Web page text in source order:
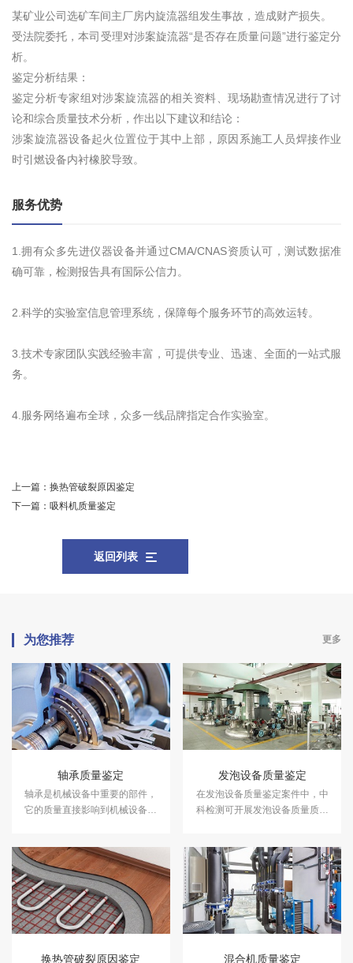
某矿业公司选矿车间主厂房内旋流器组发生事故，造成财产损失。
受法院委托，本司受理对涉案旋流器“是否存在质量问题”进行鉴定分
析。
鉴定分析结果：
鉴定分析专家组对涉案旋流器的相关资料、现场勘查情况进行了讨
论和综合质量技术分析，作出以下建议和结论：
涉案旋流器设备起火位置位于其中上部，原因系施工人员焊接作业
时引燃设备内衬橡胶导致。
服务优势
1.拥有众多先进仪器设备并通过CMA/CNAS资质认可，测试数据准
确可靠，检测报告具有国际公信力。
2.科学的实验室信息管理系统，保障每个服务环节的高效运转。
3.技术专家团队实践经验丰富，可提供专业、迅速、全面的一站式服
务。
4.服务网络遍布全球，众多一线品牌指定合作实验室。
上一篇： 换热管破裂原因鉴定
下一篇： 吸料机质量鉴定
返回列表
为您推荐 更多
轴承质量鉴定
轴承是机械设备中重要的部件，
它的质量直接影响到机械设备的
质量鉴定服务。
发泡设备质量鉴定
在发泡设备质量鉴定案件中，中
科检测可开展发泡设备质量质量
换热管破裂原因鉴定 混合机质量鉴定